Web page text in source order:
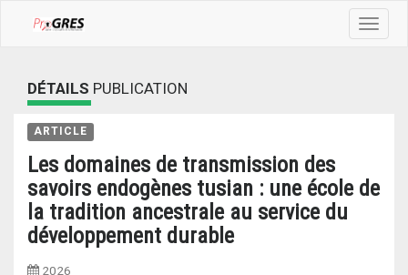
Toggle
DÉTAILS PUBLICATION
ARTICLE
Les domaines de transmission des
savoirs endogènes tusian : une école de
la tradition ancestrale au service du
développement durable
2026